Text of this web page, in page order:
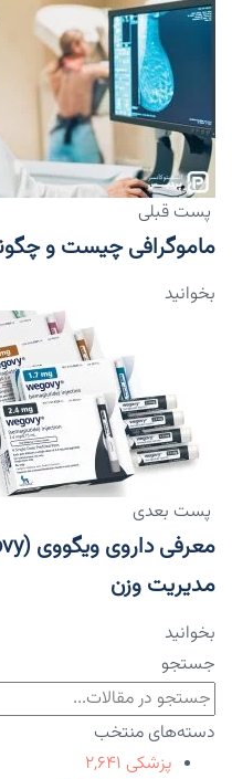
پست قبلی
ماموگرافی چیست و
بخوانید
پست بعدی
مدیریت وزن
بخوانید
جستجو
دسته‌های منتخب
پزشکی ۲,۶۴۱